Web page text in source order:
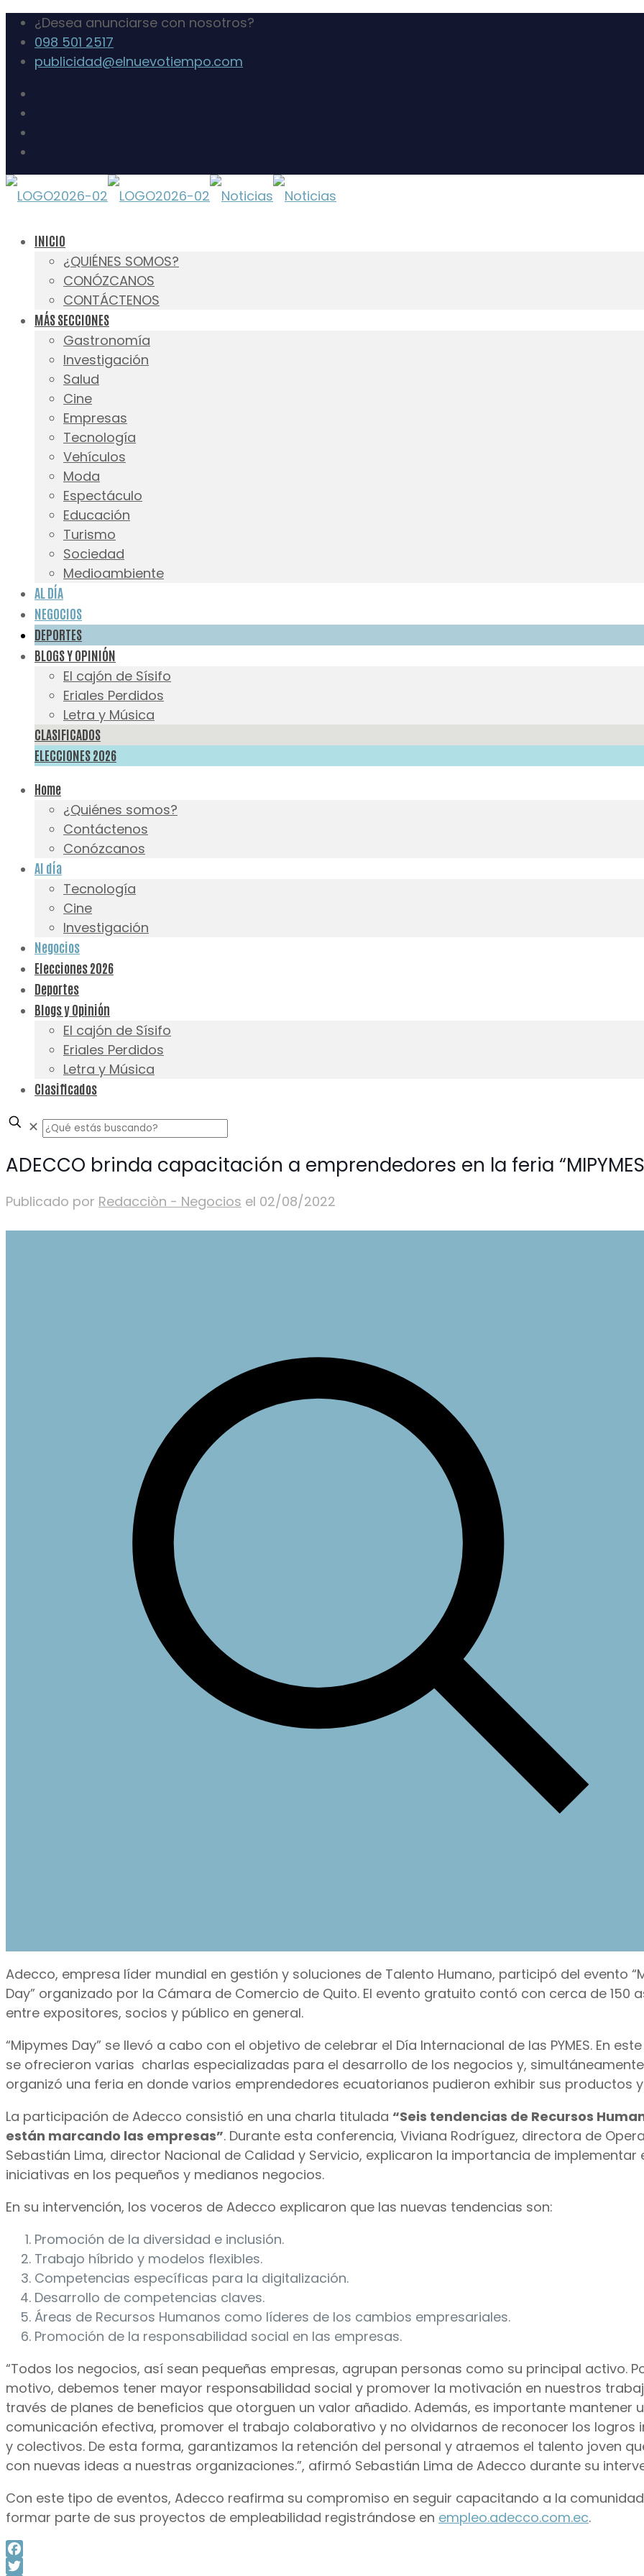
¿Desea anunciarse con nosotros?
098 501 2517
publicidad@elnuevotiempo.com
INICIO
¿QUIÉNES SOMOS?
CONÓZCANOS
CONTÁCTENOS
MÁS SECCIONES
Gastronomía
Investigación
Salud
Cine
Empresas
Tecnología
Vehículos
Moda
Espectáculo
Educación
Turismo
Sociedad
Medioambiente
AL DÍA
NEGOCIOS
DEPORTES
BLOGS Y OPINIÓN
El cajón de Sísifo
Eriales Perdidos
Letra y Música
CLASIFICADOS
ELECCIONES 2026
Home
¿Quiénes somos?
Contáctenos
Conózcanos
Al día
Tecnología
Cine
Investigación
Negocios
Elecciones 2026
Deportes
Blogs y Opinión
El cajón de Sísifo
Eriales Perdidos
Letra y Música
Clasificados
✕
ADECCO brinda capacitación a emprendedores en la feria “MIPYMES
Publicado por Redacciòn - Negocios el 02/08/2022
Adecco, empresa líder mundial en gestión y soluciones de Talento Humano, participó del evento
Day” organizado por la Cámara de Comercio de Quito. El evento gratuito contó con cerca de 150
entre expositores, socios y público en general.
“Mipymes Day” se llevó a cabo con el objetivo de celebrar el Día Internacional de las PYMES. En
se ofrecieron varias charlas especializadas para el desarrollo de los negocios y,
organizó una feria en donde varios emprendedores ecuatorianos pudieron exhibir sus productos
La participación de Adecco consistió en una charla titulada “Seis tendencias de Recursos
están marcando las empresas”. Durante esta conferencia, Viviana Rodríguez, directora de
Sebastián Lima, director Nacional de Calidad y Servicio, explicaron la importancia de implementar
iniciativas en los pequeños y medianos negocios.
En su intervención, los voceros de Adecco explicaron que las nuevas tendencias son:
Promoción de la diversidad e inclusión.
Trabajo híbrido y modelos flexibles.
Competencias específicas para la digitalización.
Desarrollo de competencias claves.
Áreas de Recursos Humanos como líderes de los cambios empresariales.
Promoción de la responsabilidad social en las empresas.
“Todos los negocios, así sean pequeñas empresas, agrupan personas como su principal activo.
motivo, debemos tener mayor responsabilidad social y promover la motivación en nuestros
través de planes de beneficios que otorguen un valor añadido. Además, es importante mantener
comunicación efectiva, promover el trabajo colaborativo y no olvidarnos de reconocer los logros
y colectivos. De esta forma, garantizamos la retención del personal y atraemos el talento joven
con nuevas ideas a nuestras organizaciones.”, afirmó Sebastián Lima de Adecco durante su
Con este tipo de eventos, Adecco reafirma su compromiso en seguir capacitando a la
formar parte de sus proyectos de empleabilidad registrándose en empleo.adecco.com.ec.
Facebook